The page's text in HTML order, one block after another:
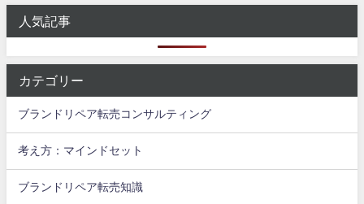
人気記事
カテゴリー
ブランドリペア転売コンサルティング
考え方：マインドセット
ブランドリペア転売知識